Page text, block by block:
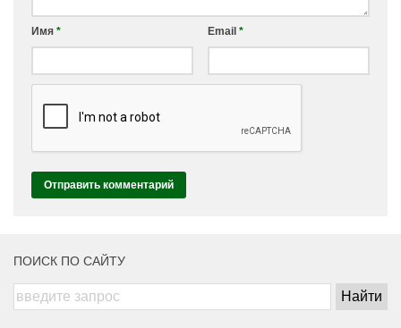
Имя * Email *
ПОИСК ПО САЙТУ